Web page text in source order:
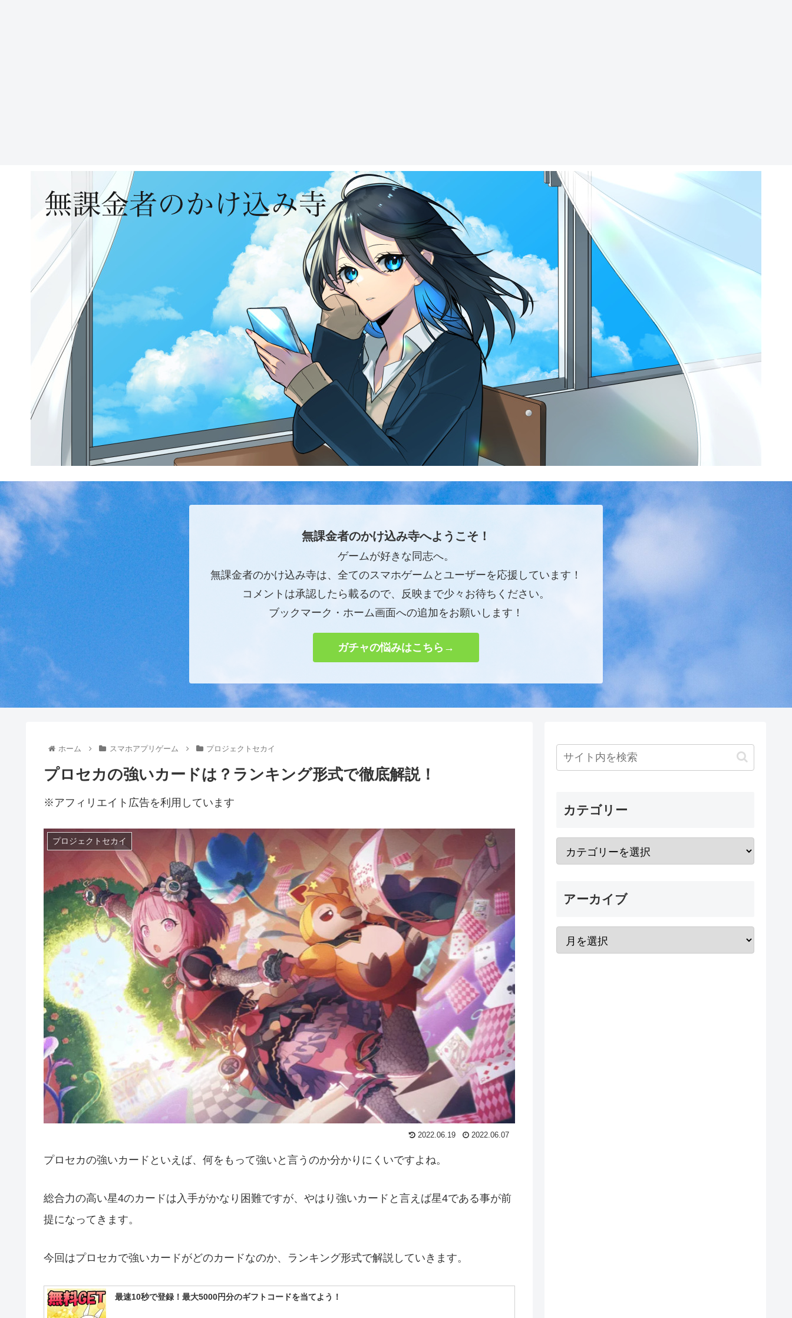
無課金者のかけ込み寺へようこそ！
ゲームが好きな同志へ。
無課金者のかけ込み寺は、全てのスマホゲームとユーザーを応援しています！
コメントは承認したら載るので、反映まで少々お待ちください。
ブックマーク・ホーム画面への追加をお願いします！
ガチャの悩みはこちら→
ホーム スマホアプリゲーム プロジェクトセカイ
プロセカの強いカードは？ランキング形式で徹底解説！
※アフィリエイト広告を利用しています
プロジェクトセカイ
2022.06.19 2022.06.07
プロセカの強いカードといえば、何をもって強いと言うのか分かりにくいですよね。
総合力の高い星4のカードは入手がかなり困難ですが、やはり強いカードと言えば星4である事が前
提になってきます。
今回はプロセカで強いカードがどのカードなのか、ランキング形式で解説していきます。
最速10秒で登録！最大5000円分のギフトコードを当てよう！
カテゴリー
アーカイブ